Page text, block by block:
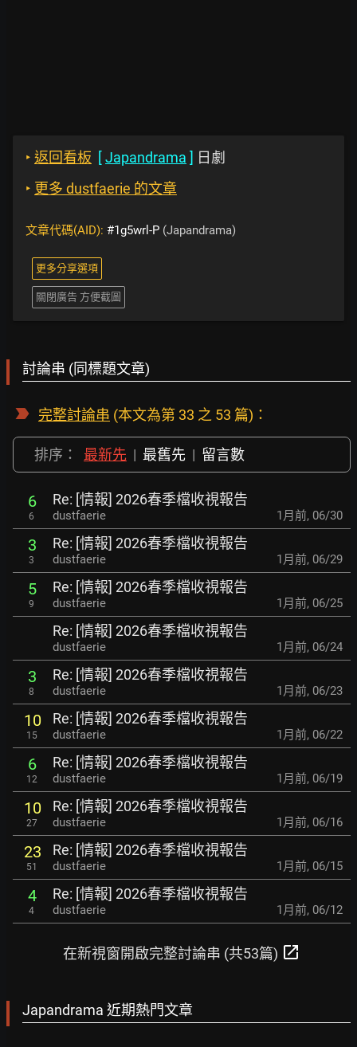
‣ 返回看板 [Japandrama ] 日劇
‣ 更多 dustfaerie 的文章
文章代碼(AID): #1g5wrl-P (Japandrama)
更多分享選項
關閉廣告 方便截圖
討論串 (同標題文章)
完整討論串 (本文為第 33 之 53 篇)：
排序： 最新先 | 最舊先 | 留言數
6
6
Re: [情報] 2026春季檔收視報告
dustfaerie 1月前, 06/30
3
3
Re: [情報] 2026春季檔收視報告
dustfaerie 1月前, 06/29
5
9
Re: [情報] 2026春季檔收視報告
dustfaerie 1月前, 06/25
Re: [情報] 2026春季檔收視報告
dustfaerie 1月前, 06/24
3
8
Re: [情報] 2026春季檔收視報告
dustfaerie 1月前, 06/23
10
15
Re: [情報] 2026春季檔收視報告
dustfaerie 1月前, 06/22
6
12
Re: [情報] 2026春季檔收視報告
dustfaerie 1月前, 06/19
10
27
Re: [情報] 2026春季檔收視報告
dustfaerie 1月前, 06/16
23
51
Re: [情報] 2026春季檔收視報告
dustfaerie 1月前, 06/15
4
4
Re: [情報] 2026春季檔收視報告
dustfaerie 1月前, 06/12
在新視窗開啟完整討論串 (共53篇) open_in_new
Japandrama 近期熱門文章